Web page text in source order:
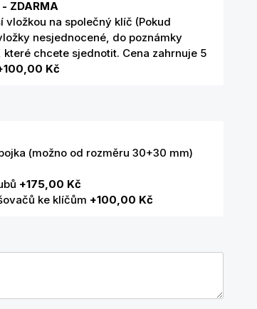
- ZDARMA
vložkou na společný klíč (Pokud
nesjednocené, do poznámky
chcete sjednotit. Cena zahrnuje 5
Kč
(možno od rozměru 30+30 mm)
+175,00 Kč
ke klíčům +100,00 Kč